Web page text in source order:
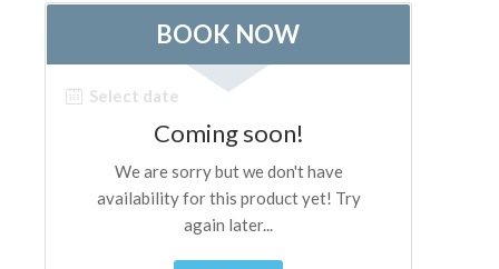
Museo Arqueológico
El Taller de las Piedras Duras
Museo Galileo
Jardín de Boboli